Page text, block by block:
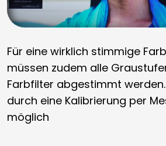
Für eine wirklich stimmige
müssen zudem alle
Farbfilter abgestimmt
durch eine Kalibrierung per
möglich